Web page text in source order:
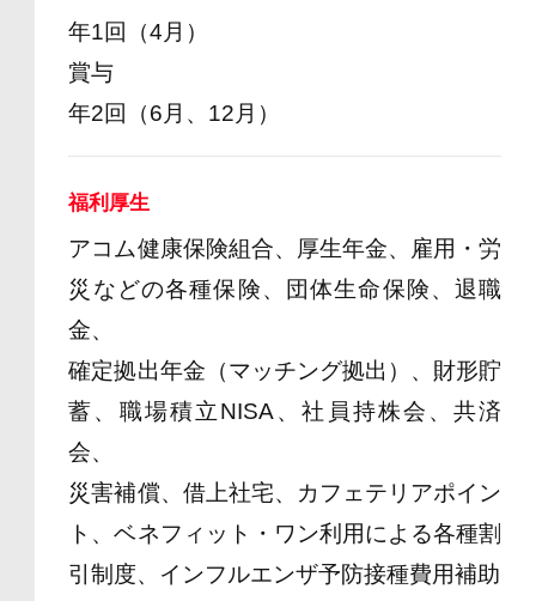
年1回（4月）
賞与
年2回（6月、12月）
福利厚生
アコム健康保険組合、厚生年金、雇用・労
災などの各種保険、団体生命保険、退職
金、
確定拠出年金（マッチング拠出）、財形貯
蓄、職場積立NISA、社員持株会、共済
会、
災害補償、借上社宅、カフェテリアポイン
ト、ベネフィット・ワン利用による各種割
引制度、インフルエンザ予防接種費用補助